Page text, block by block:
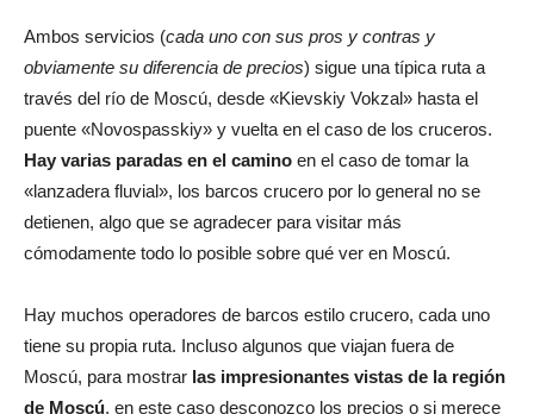
Ambos servicios (cada uno con sus pros y contras y
obviamente su diferencia de precios) sigue una típica ruta a
través del río de Moscú, desde «Kievskiy Vokzal» hasta el
puente «Novospasskiy» y vuelta en el caso de los cruceros.
Hay varias paradas en el camino en el caso de tomar la
«lanzadera fluvial», los barcos crucero por lo general no se
detienen, algo que se agradecer para visitar más
cómodamente todo lo posible sobre qué ver en Moscú.
Hay muchos operadores de barcos estilo crucero, cada uno
tiene su propia ruta. Incluso algunos que viajan fuera de
Moscú, para mostrar las impresionantes vistas de la región
de Moscú, en este caso desconozco los precios o si merece